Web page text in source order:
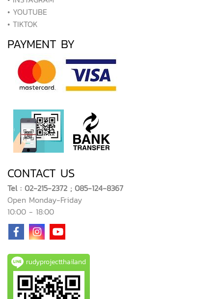
• YOUTUBE
• TIKTOK
PAYMENT BY
CONTACT US
Tel : 02-215-2372 ; 085-124-8367
Open Monday-Friday
10:00 - 18:00
rudyprojectthailand